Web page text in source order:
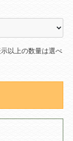
以上の数量は選べ